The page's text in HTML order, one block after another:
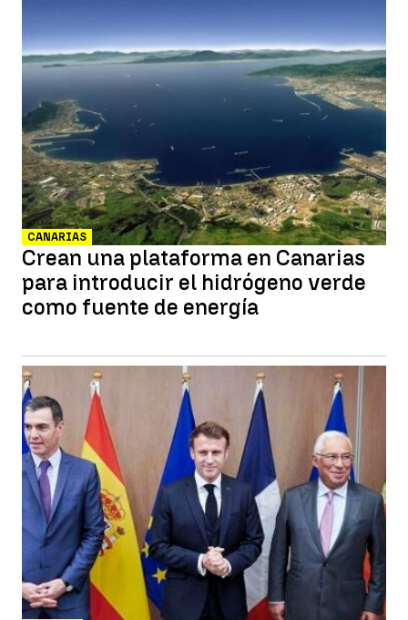
CANARIAS
Crean una plataforma en Canarias
para introducir el hidrógeno verde
como fuente de energía